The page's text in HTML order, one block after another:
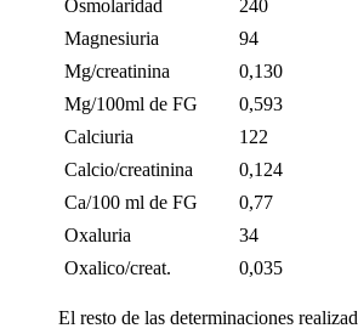
Osmolaridad
240
Magnesiuria
94
Mg/creatinina
0,130
Mg/100ml de FG
0,593
Calciuria
122
Calcio/creatinina
0,124
Ca/100 ml de FG
0,77
Oxaluria
34
Oxalico/creat.
0,035
El resto de las determinaciones